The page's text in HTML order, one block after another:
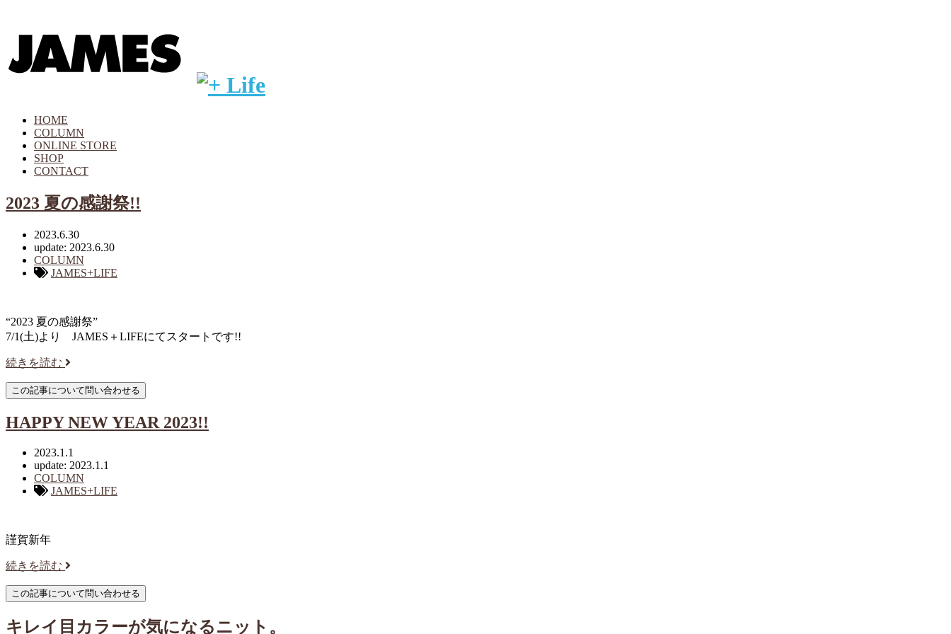
HOME
COLUMN
ONLINE STORE
SHOP
CONTACT
2023 夏の感謝祭!!
2023.6.30
update: 2023.6.30
COLUMN
JAMES+LIFE
“2023 夏の感謝祭”
7/1(土)より JAMES＋LIFEにてスタートです!!
続きを読む
HAPPY NEW YEAR 2023!!
2023.1.1
update: 2023.1.1
COLUMN
JAMES+LIFE
謹賀新年
続きを読む
キレイ目カラーが気になるニット。